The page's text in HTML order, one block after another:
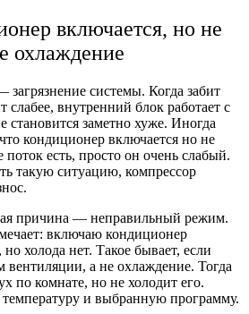
включается, но не
охлаждение
системы. Когда забит
слабее, внутренний блок работает с
становится заметно хуже. Иногда
кондиционер включается но не
поток есть, просто он очень слабый.
такую ситуацию, компрессор
причина — неправильный режим.
включаю кондиционер
холода нет. Такое бывает, если
а не охлаждение. Тогда
по комнате, но не холодит его.
температуру и выбранную программу.